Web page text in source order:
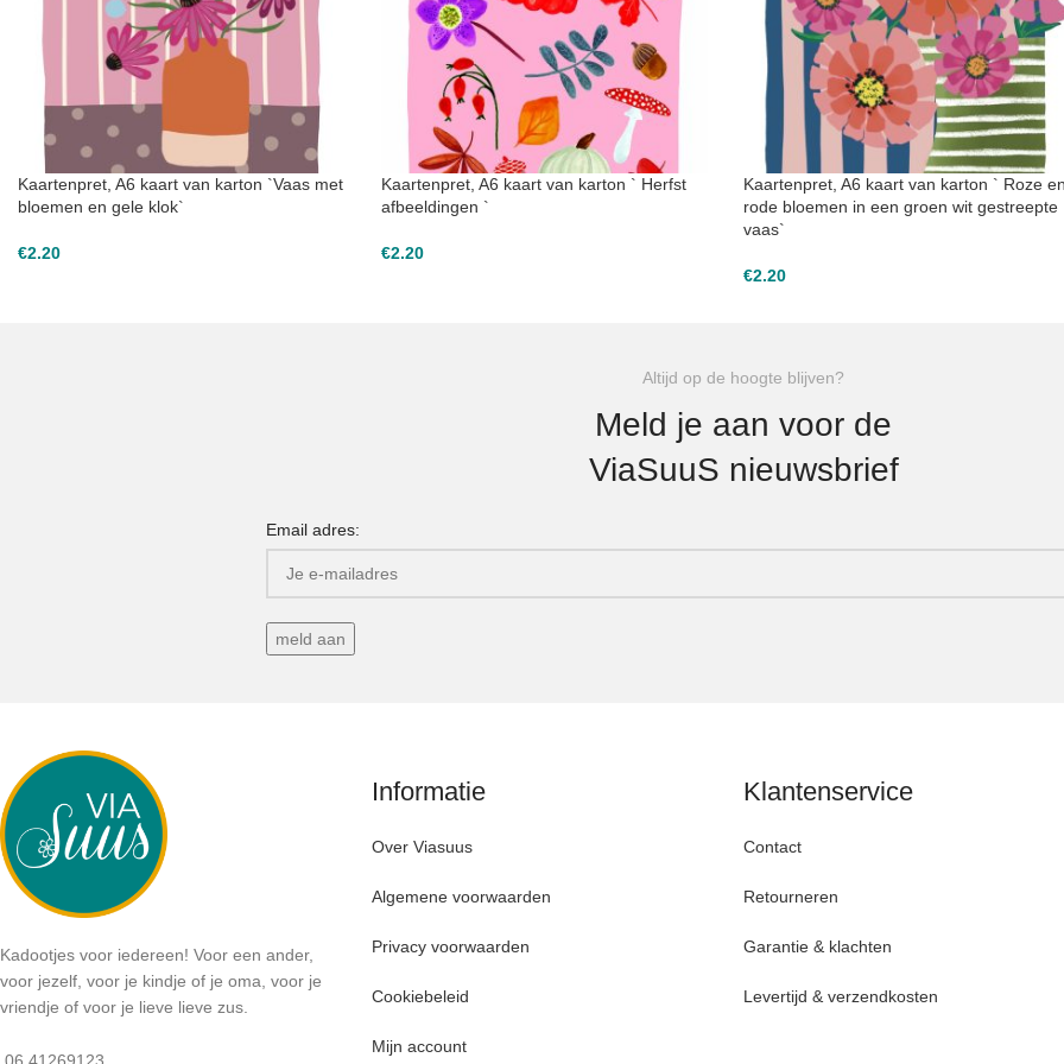
Kaartenpret, A6 kaart van karton `Vaas met
bloemen en gele klok`
€2.20
Kaartenpret, A6 kaart van karton ` Herfst
afbeeldingen `
€2.20
Kaartenpret, A6 kaart van karton ` Roze
rode bloemen in een groen wit gestreepte
vaas`
€2.20
Altijd op de hoogte blijven?
Meld je aan voor de
ViaSuuS nieuwsbrief
Email adres:
Kadootjes voor iedereen! Voor een ander,
voor jezelf, voor je kindje of je oma, voor je
vriendje of voor je lieve lieve zus.
Informatie
Over Viasuus
Algemene voorwaarden
Privacy voorwaarden
Cookiebeleid
Mijn account
Klantenservice
Contact
Retourneren
Garantie & klachten
Levertijd & verzendkosten